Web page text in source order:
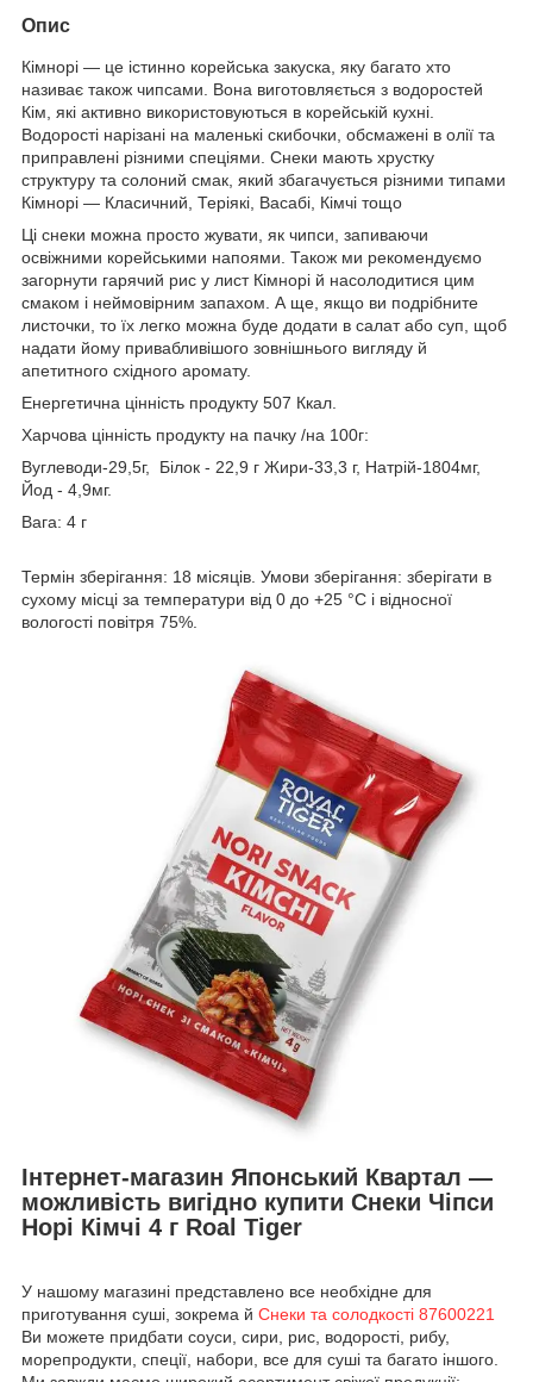
Опис
Кімнорі — це істинно корейська закуска, яку багато хто
називає також чипсами. Вона виготовляється з водоростей
Кім, які активно використовуються в корейській кухні.
Водорості нарізані на маленькі скибочки, обсмажені в олії та
приправлені різними спеціями. Снеки мають хрустку
структуру та солоний смак, який збагачується різними типами
Кімнорі — Класичний, Теріякі, Васабі, Кімчі тощо
Ці снеки можна просто жувати, як чипси, запиваючи
освіжними корейськими напоями. Також ми рекомендуємо
загорнути гарячий рис у лист Кімнорі й насолодитися цим
смаком і неймовірним запахом. А ще, якщо ви подрібните
листочки, то їх легко можна буде додати в салат або суп, щоб
надати йому привабливішого зовнішнього вигляду й
апетитного східного аромату.
Енергетична цінність продукту 507 Ккал.
Харчова цінність продукту на пачку /на 100г:
Вуглеводи-29,5г, Білок - 22,9 г Жири-33,3 г, Натрій-1804мг,
Йод - 4,9мг.
Вага: 4 г
Термін зберігання: 18 місяців. Умови зберігання: зберігати в
сухому місці за температури від 0 до +25 °C і відносної
вологості повітря 75%.
Інтернет-магазин Японський Квартал —
можливість вигідно купити Снеки Чіпси
Норі Кімчі 4 г Roal Tiger
У нашому магазині представлено все необхідне для
приготування суші, зокрема й Снеки та солодкості 87600221
Ви можете придбати соуси, сири, рис, водорості, рибу,
морепродукти, спеції, набори, все для суші та багато іншого.